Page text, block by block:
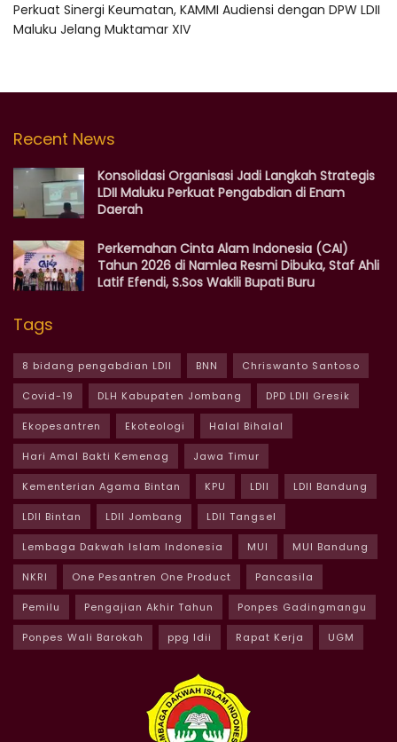
Perkuat Sinergi Keumatan, KAMMI Audiensi dengan DPW LDII
Maluku Jelang Muktamar XIV
Recent News
Konsolidasi Organisasi Jadi Langkah Strategis
LDII Maluku Perkuat Pengabdian di Enam
Daerah
Perkemahan Cinta Alam Indonesia (CAI)
Tahun 2026 di Namlea Resmi Dibuka, Staf Ahli
Latif Efendi, S.Sos Wakili Bupati Buru
Tags
8 bidang pengabdian LDII BNN Chriswanto Santoso
Covid-19 DLH Kabupaten Jombang DPD LDII Gresik
Ekopesantren Ekoteologi Halal Bihalal
Hari Amal Bakti Kemenag Jawa Timur
Kementerian Agama Bintan KPU LDII LDII Bandung
LDII Bintan LDII Jombang LDII Tangsel
Lembaga Dakwah Islam Indonesia MUI MUI Bandung
NKRI One Pesantren One Product Pancasila
Pemilu Pengajian Akhir Tahun Ponpes Gadingmangu
Ponpes Wali Barokah ppg ldii Rapat Kerja UGM